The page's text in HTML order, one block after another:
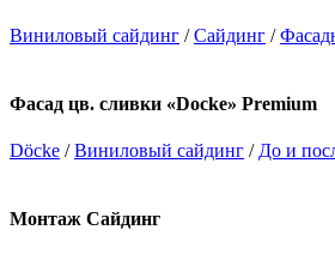
Виниловый сайдинг /Сайдинг /
Фасад цв. сливки «Docke» Premium
Döcke /Виниловый сайдинг / До и
Монтаж Сайдинг